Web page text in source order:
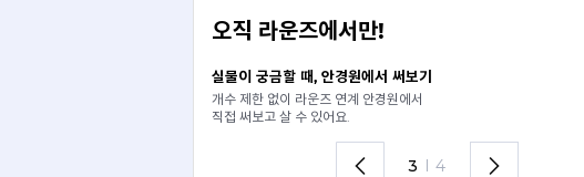
오직 라운즈에서만!
실물이 궁금할 때, 안경원에서 써보기
개수 제한 없이 라운즈 연계 안경원에서
직접 써보고 살 수 있어요.
3 I 4